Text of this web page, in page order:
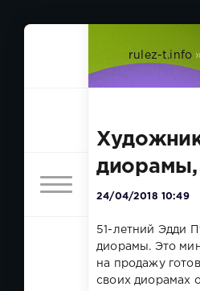
rulez-t.info »
диорамы,
24/04/2018 10:49
51-летний Эдди
диорамы. Это
на продажу
своих диорамах